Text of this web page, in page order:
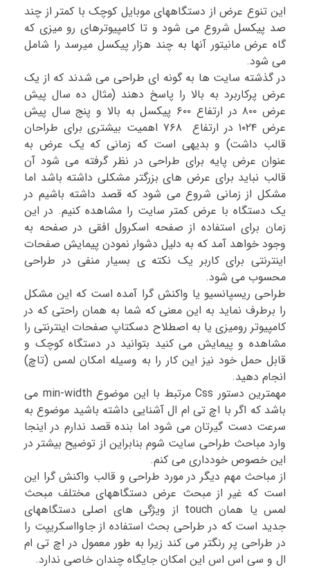
این تنوع عرض از دستگاههای موبایل کوچک با کمتر از چند
صد پیکسل شروع می شود و تا کامپیوترهای رو میزی که
گاه عرض مانیتور آنها به چند هزار پیکسل میرسد را شامل
می شود.
در گذشته سایت ها به گونه ای طراحی می شدند که از یک
عرض پرکاربرد به بالا را پاسخ دهند (مثال ده سال پیش
عرض ۸۰۰ در ارتفاع ۶۰۰ پیکسل به بالا و پنج سال پیش
عرض ۱۰۲۴ در ارتفاع ۷۶۸ اهمیت بیشتری برای طراحان
قالب داشت) و بدیهی است که زمانی که یک عرض به
عنوان عرض پایه برای طراحی در نظر گرفته می شود آن
قالب نباید برای عرض های بزرگتر مشکلی داشته باشد اما
مشکل از زمانی شروع می شود که قصد داشته باشیم در
یک دستگاه با عرض کمتر سایت را مشاهده کنیم. در این
زمان برای استفاده از صفحه اسکرول افقی در صفحه به
وجود خواهد آمد که به دلیل دشوار نمودن پیمایش صفحات
اینترنتی برای کاربر یک نکته ی بسیار منفی در طراحی
محسوب می شود.
طراحی ریسپانسیو یا واکنش گرا آمده است که این مشکل
را برطرف نماید به این معنی که شما به همان راحتی که در
کامپیوتر رومیزی یا به اصطلاح دسکتاپ صفحات اینترنتی را
مشاهده و پیمایش می کنید بتوانید در دستگاه کوچک و
قابل حمل خود نیز این کار را به وسیله امکان لمس (تاچ)
انجام دهید.
مهمترین دستور Css مرتبط با این موضوع min-width می
باشد که اگر با اچ تی ام ال آشنایی داشته باشید موضوع به
سرعت دست گیرتان می شود اما بنده قصد ندارم در اینجا
وارد مباحث طراحی سایت شوم بنابراین از توضیح بیشتر در
این خصوص خودداری می کنم.
از مباحث مهم دیگر در مورد طراحی و قالب واکنش گرا این
است که غیر از مبحث عرض دستگاههای مختلف مبحث
لمس یا همان touch از ویژگی های اصلی دستگاههای
جدید است که در طراحی بحث استفاده از جاوااسکریپت را
در طراحی پر رنگتر می کند زیرا به طور معمول در اچ تی ام
ال و سی اس اس این امکان جایگاه چندان خاصی ندارد.